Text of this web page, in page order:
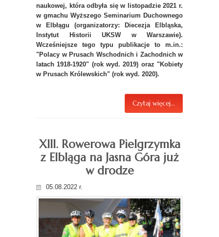
naukowej, która odbyła się w listopadzie 2021 r.
w gmachu Wyższego Seminarium Duchownego
w Elbłągu (organizatorzy: Diecezja Elbląska,
Instytut Historii UKSW w Warszawie).
Wcześniejsze tego typu publikacje to m.in.:
"Polacy w Prusach Wschodnich i Zachodnich w
latach 1918-1920" (rok wyd. 2019) oraz "Kobiety
w Prusach Królewskich" (rok wyd. 2020).
Czytaj więcej...
XIII. Rowerowa Pielgrzymka
z Elbląga na Jasna Góra już
w drodze
05.08.2022 r.